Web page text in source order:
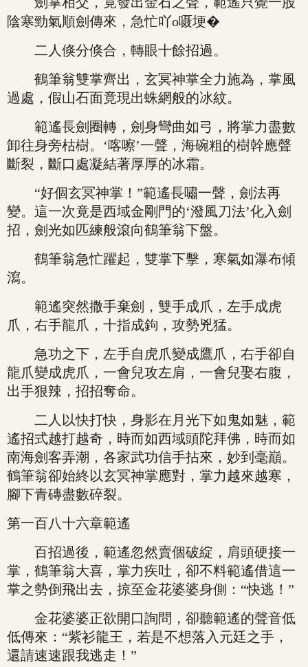
陰寒勁氣順劍傳來，急忙吖ο嗫埂�
二人倏分倏合，轉眼十餘招過。
鶴筆翁雙掌齊出，玄冥神掌全力施為，掌風
過處，假山石面竟現出蛛網般的冰紋。
範遙長劍圈轉，劍身彎曲如弓，將掌力盡數
卸往身旁枯樹。‘喀嚓’一聲，海碗粗的樹幹應聲
斷裂，斷口處凝結著厚厚的冰霜。
“好個玄冥神掌！”範遙長嘯一聲，劍法再
變。這一次竟是西域金剛門的‘潑風刀法’化入劍
招，劍光如匹練般滾向鶴筆翁下盤。
鶴筆翁急忙躍起，雙掌下擊，寒氣如瀑布傾
瀉。
範遙突然撒手棄劍，雙手成爪，左手成虎
爪，右手龍爪，十指成鉤，攻勢兇猛。
急功之下，左手自虎爪變成鷹爪，右手卻自
龍爪變成虎爪，一會兒攻左肩，一會兒娶右腹，
出手狠辣，招招奪命。
二人以快打快，身影在月光下如鬼如魅，範
遙招式越打越奇，時而如西域頭陀拜佛，時而如
南海劍客弄潮，各家武功信手拈來，妙到毫巔。
鶴筆翁卻始終以玄冥神掌應對，掌力越來越寒，
腳下青磚盡數碎裂。
第一百八十六章範遙
百招過後，範遙忽然賣個破綻，肩頭硬接一
掌，鶴筆翁大喜，掌力疾吐，卻不料範遙借這一
掌之勢倒飛出去，掠至金花婆婆身側：“快逃！”
金花婆婆正欲開口詢問，卻聽範遙的聲音低
低傳來：“紫衫龍王，若是不想落入元廷之手，
還請速速跟我逃走！”